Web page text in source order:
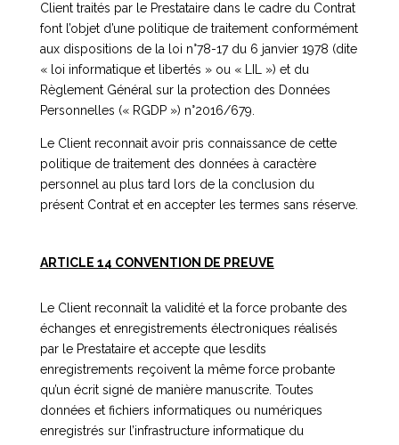
Client traités par le Prestataire dans le cadre du Contrat
font l’objet d’une politique de traitement conformément
aux dispositions de la loi n°78-17 du 6 janvier 1978 (dite
« loi informatique et libertés » ou « LIL ») et du
Règlement Général sur la protection des Données
Personnelles (« RGDP ») n°2016/679.
Le Client reconnait avoir pris connaissance de cette
politique de traitement des données à caractère
personnel au plus tard lors de la conclusion du
présent Contrat et en accepter les termes sans réserve.
ARTICLE 14 CONVENTION DE PREUVE
Le Client reconnaît la validité et la force probante des
échanges et enregistrements électroniques réalisés
par le Prestataire et accepte que lesdits
enregistrements reçoivent la même force probante
qu’un écrit signé de manière manuscrite. Toutes
données et fichiers informatiques ou numériques
enregistrés sur l’infrastructure informatique du